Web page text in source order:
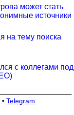
может стать
источники
на тему поиска
с коллегами под
• Telegram